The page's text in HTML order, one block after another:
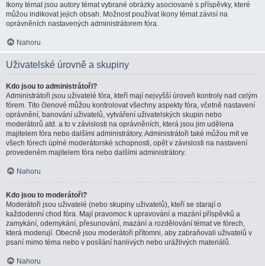
Ikony témat jsou autory témat vybrané obrázky asociované s příspěvky, které
můžou indikovat jejich obsah. Možnost používat ikony témat závisí na
oprávněních nastavených administrátorem fóra.
Nahoru
Uživatelské úrovně a skupiny
Kdo jsou to administrátoři?
Administrátoři jsou uživatelé fóra, kteří mají nejvyšší úroveň kontroly nad celým
fórem. Tito členové můžou kontrolovat všechny aspekty fóra, včetně nastavení
oprávnění, banování uživatelů, vytváření uživatelských skupin nebo
moderátorů atd. a to v závislosti na oprávněních, která jsou jim udělena
majitelem fóra nebo dalšími administrátory. Administrátoři také můžou mít ve
všech fórech úplné moderátorské schopnosti, opět v závislosti na nastavení
provedeném majitelem fóra nebo dalšími administrátory.
Nahoru
Kdo jsou to moderátoři?
Moderátoři jsou uživatelé (nebo skupiny uživatelů), kteří se starají o
každodenní chod fóra. Mají pravomoc k upravování a mazání příspěvků a
zamykání, odemykání, přesunování, mazání a rozdělování témat ve fórech,
která moderují. Obecně jsou moderátoři přítomni, aby zabraňovali uživatelů v
psaní mimo téma nebo v posílání hanlivých nebo urážlivých materiálů.
Nahoru